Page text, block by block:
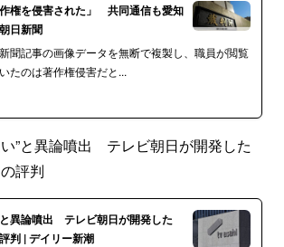
作権を侵害された」 共同通信も愛知
日新聞
聞記事の画像データを無断で複製し、職員が閲覧
たのは著作権侵害だと...
”と異論噴出 テレビ朝日が開発した
評判
異論噴出 テレビ朝日が開発した
判 | デイリー新潮